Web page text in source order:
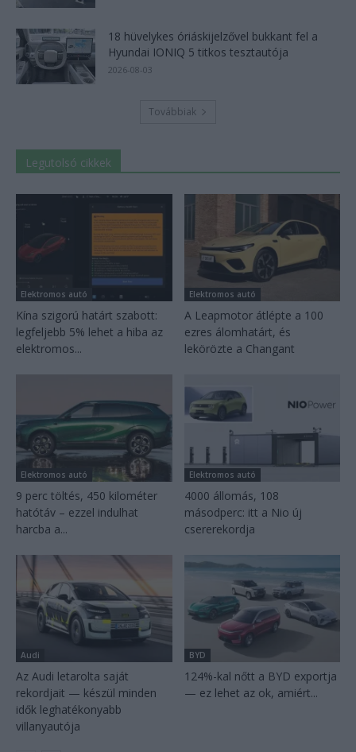
18 hüvelykes óriáskijelzővel bukkant fel a
Hyundai IONIQ 5 titkos tesztautója
2026-08-03
Továbbiak
Legutolsó cikkek
Elektromos autó
Kína szigorú határt szabott:
legfeljebb 5% lehet a hiba az
elektromos...
Elektromos autó
A Leapmotor átlépte a 100
ezres álomhatárt, és
lekörözte a Changant
Elektromos autó
9 perc töltés, 450 kilométer
hatótáv – ezzel indulhat
harcba a...
Elektromos autó
4000 állomás, 108
másodperc: itt a Nio új
csererekordja
Audi
Az Audi letarolta saját
rekordjait — készül minden
idők leghatékonyabb
villanyautója
BYD
124%-kal nőtt a BYD exportja
— ez lehet az ok, amiért...